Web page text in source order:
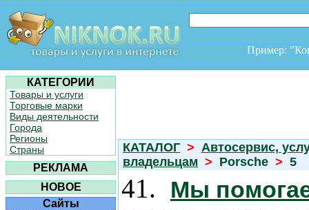
Пример:
КАТЕГОРИИ
Товары и услуги
Торговые марки
Виды деятельности
Города
Регионы
Страны
РЕКЛАМА
НОВОЕ
Сайты
КАТАЛОГ > Автосервис,
владельцам > Porsche > 5
41.
Мы